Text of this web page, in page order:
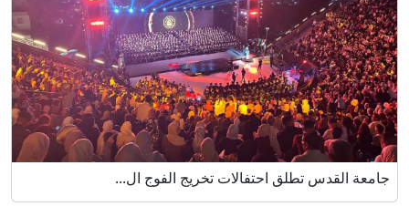
جامعة القدس تطلق احتفالات تخريج الفوج ال...